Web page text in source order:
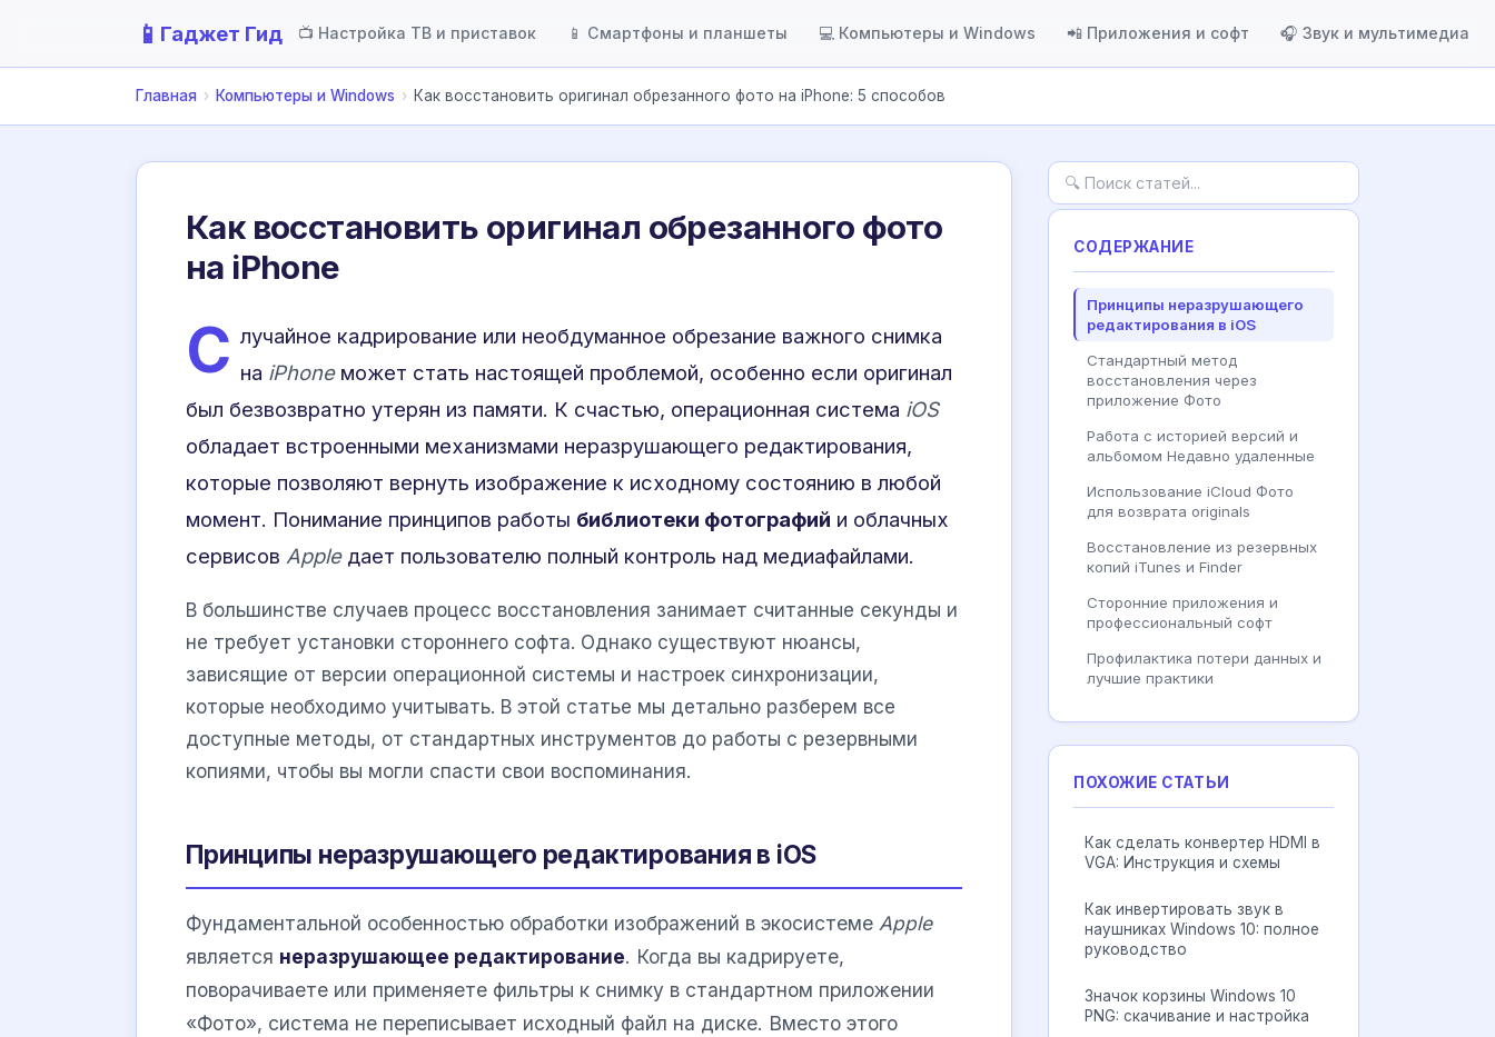
📱 Гаджет Гид 📺 Настройка ТВ и приставок 📱 Смартфоны и планшеты 💻 Компьютеры и Windows 📲 Приложения и софт 🎧 Звук и мультимедиа
Главная › Компьютеры и Windows › Как восстановить оригинал обрезанного фото на iPhone: 5 способов
Как восстановить оригинал обрезанного фото
на iPhone
С лучайное кадрирование или необдуманное обрезание важного снимка
на iPhoneможет стать настоящей проблемой, особенно если оригинал
был безвозвратно утерян из памяти. К счастью, операционная система iOS
обладает встроенными механизмами неразрушающего редактирования,
которые позволяют вернуть изображение к исходному состоянию в любой
момент. Понимание принципов работы библиотеки фотографий и облачных
сервисов Appleдает пользователю полный контроль над медиафайлами.
В большинстве случаев процесс восстановления занимает считанные секунды и
не требует установки стороннего софта. Однако существуют нюансы,
зависящие от версии операционной системы и настроек синхронизации,
которые необходимо учитывать. В этой статье мы детально разберем все
доступные методы, от стандартных инструментов до работы с резервными
копиями, чтобы вы могли спасти свои воспоминания.
Принципы неразрушающего редактирования в iOS
Фундаментальной особенностью обработки изображений в экосистеме Apple
является неразрушающее редактирование. Когда вы кадрируете,
поворачиваете или применяете фильтры к снимку в стандартном приложении
«Фото», система не переписывает исходный файл на диске. Вместо этого
СОДЕРЖАНИЕ
Принципы неразрушающего
редактирования в iOS
Стандартный метод
восстановления через
приложение Фото
Работа с историей версий и
альбомом Недавно удаленные
Использование iCloud Фото
для возврата originals
Восстановление из резервных
копий iTunes и Finder
Сторонние приложения и
профессиональный софт
Профилактика потери данных и
лучшие практики
ПОХОЖИЕ СТАТЬИ
Как сделать конвертер HDMI в
VGA: Инструкция и схемы
Как инвертировать звук в
наушниках Windows 10: полное
руководство
Значок корзины Windows 10
PNG: скачивание и настройка